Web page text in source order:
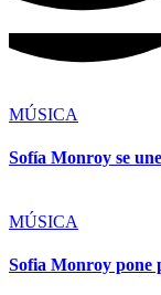
MÚSICA
Sofía Monroy se
MÚSICA
Sofia Monroy pone